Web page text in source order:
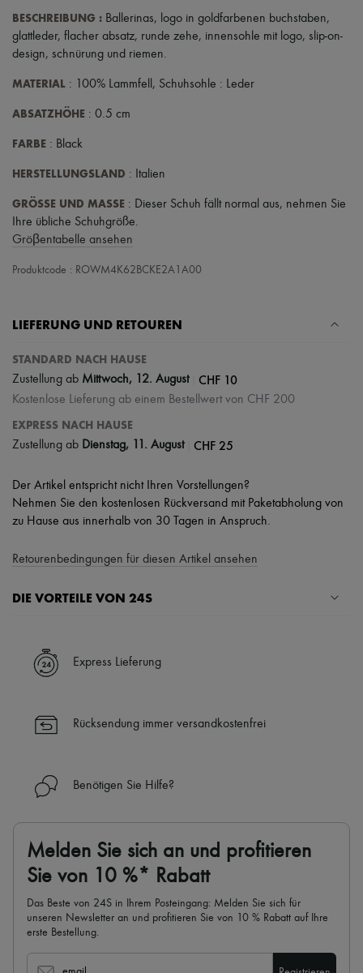
Hüte
Taschenschmuck und Schlüsselanhänger
Haar-Accessoires
Handschuhe
Alle Produkte
Halsketten
Ringe
Alle Produkte
Parfums
Kerzen & Raumdüfte
Gesichtspflege
Mini- und Reiseformate
BESCHREIBUNG : Ballerinas, logo in goldfarbenen buchstaben,
glattleder, flacher absatz, runde zehe, innensohle mit logo, slip-on-
design, schnürung und riemen.
MATERIAL : 100% Lammfell, Schuhsohle : Leder
ABSATZHÖHE : 0.5 cm
FARBE : Black
HERSTELLUNGSLAND : Italien
GRÖSSE UND MASSE : Dieser Schuh fällt normal aus, nehmen Sie
Ihre übliche Schuhgröße.
Gröβentabelle ansehen
Produktcode : ROWM4K62BCKE2A1A00
LIEFERUNG UND RETOUREN
STANDARD NACH HAUSE
Zustellung ab Mittwoch, 12. August CHF 10
Kostenlose Lieferung ab einem Bestellwert von CHF 200
EXPRESS NACH HAUSE
Zustellung ab Dienstag, 11. August CHF 25
Der Artikel entspricht nicht Ihren Vorstellungen?
Nehmen Sie den kostenlosen Rückversand mit Paketabholung von
zu Hause aus innerhalb von 30 Tagen in Anspruch.
Retourenbedingungen für diesen Artikel ansehen
DIE VORTEILE VON 24S
✓ Expresslieferung in über 100 Ländern
✓ Kostenlose Retouren
die Uhr (24h/24)
Mehr erfahren über 24S, ein Haus aus der LVMH-Gruppe
Express Lieferung
Rücksendung immer versandkostenfrei
Benötigen Sie Hilfe?
Melden Sie sich an und profitieren
Sie von 10 %* Rabatt
Das Beste von 24S in Ihrem Posteingang: Melden Sie sich für
unseren Newsletter an und profitieren Sie von 10 % Rabatt auf Ihre
erste Bestellung.